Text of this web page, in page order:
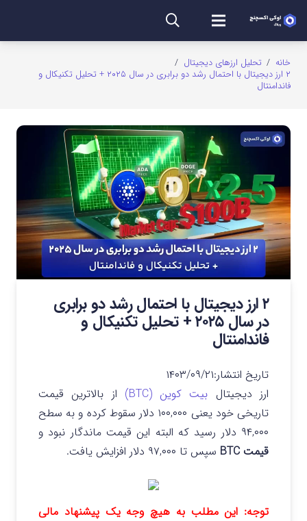
خانه / تحلیل ارزهای دیجیتال /
۲ ارز دیجیتال با احتمال رشد دو برابری در سال ۲۰۲۵ + تحلیل تکنیکال و
فاندامنتال
۲ ارز دیجیتال با احتمال رشد دو برابری
در سال ۲۰۲۵ + تحلیل تکنیکال و
فاندامنتال
تاریخ انتشار:۱۴۰۳/۰۹/۲۱
ارز دیجیتال بیت کوین (BTC)
از بالاترین قیمت
تاریخی خود یعنی ۱۰۰,۰۰۰ دلار سقوط کرده و به سطح
۹۴,۰۰۰ دلار رسید که البته این قیمت ماندگار نبود و
قیمت BTC
سپس تا ۹۷,۰۰۰ دلار افزایش یافت.
توجه: این مطلب به هیچ وجه یک پیشنهاد مالی